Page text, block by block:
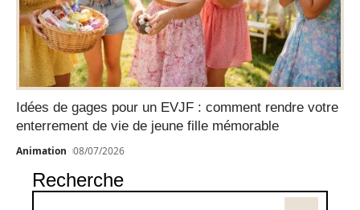
Idées de gages pour un EVJF : comment rendre votre
enterrement de vie de jeune fille mémorable
Animation 08/07/2026
Recherche